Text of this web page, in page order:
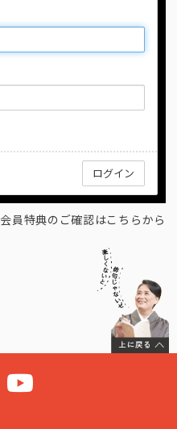
会員特典のご確認はこちらから